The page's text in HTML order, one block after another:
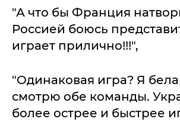
"А что бы Франция
Россией боюсь
играет прилично!!!",
"Одинаковая игра? Я
смотрю обе команды.
более острее и быстрее